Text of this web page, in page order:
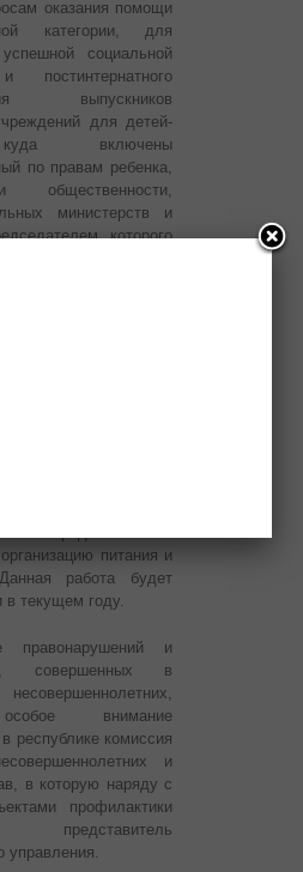
оказания помощи
категории, для
социальной
постинтернатного
выпускников
для детей-
включены
по правам ребенка,
общественности,
министерств и
которого
питания и
работа будет
в текущем году.
правонарушений и
совершенных в
внимание
республике комиссия
и
в которую наряду с
профилактики
управления.